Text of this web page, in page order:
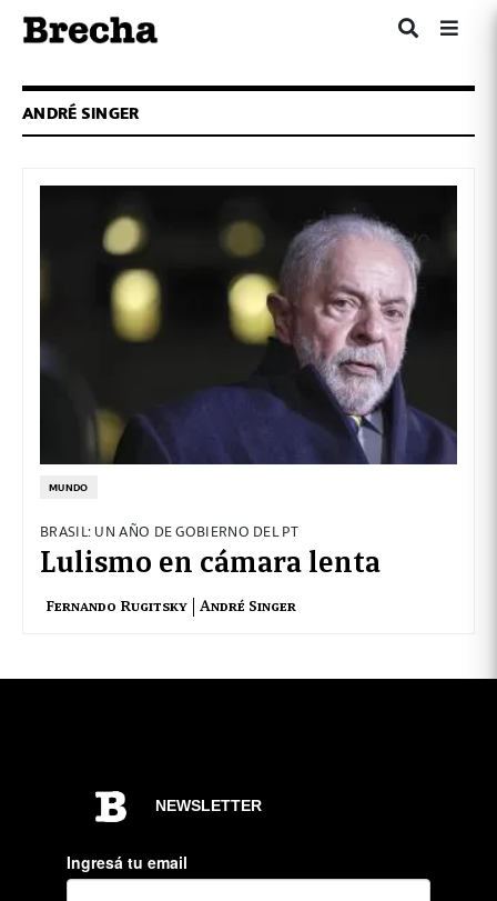
ANDRÉ SINGER
MUNDO
BRASIL: UN AÑO DE GOBIERNO DEL PT
Lulismo en cámara lenta
Fernando Rugitsky André Singer